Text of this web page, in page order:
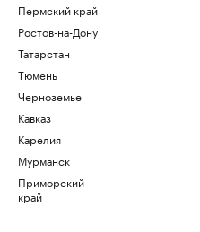
Пермский край
Ростов-на-Дону
Татарстан
Тюмень
Черноземье
Кавказ
Карелия
Мурманск
Приморский
край